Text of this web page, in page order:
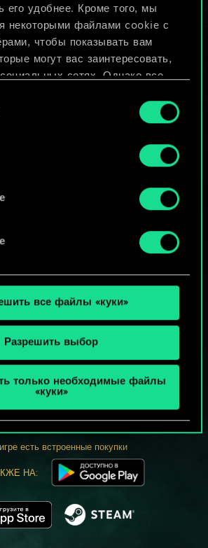
его удобнее. Кроме того, мы
некоторыми файлами cookie с
чтобы показывать вам
могут вас заинтересовать,
сетях. Однако все
информацию о том, как мы
файлы cookie, и изменить
все файлы «куки»
Разрешить выбор
только необходимые файлы
«куки»
Изменить колоду
ИЛИ
В ГВИНТ?
ИГРАТЬ
НА ПК
есть встроенные покупки
НА: